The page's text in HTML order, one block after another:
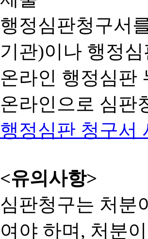
행정심판청구서
기관)이나 행정
온라인 행정심판
온라인으로 심판
행정심판 청구서
<유의사항>
심판청구는 처분
여야 하며, 처분